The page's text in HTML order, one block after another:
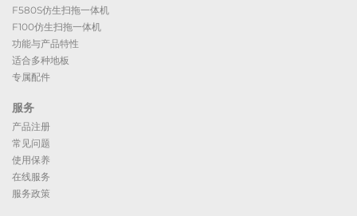
F580S仿生扫拖一体机
F100仿生扫拖一体机
功能与产品特性
适合多种地板
专属配件
服务
产品注册
常见问题
使用保养
在线服务
服务政策